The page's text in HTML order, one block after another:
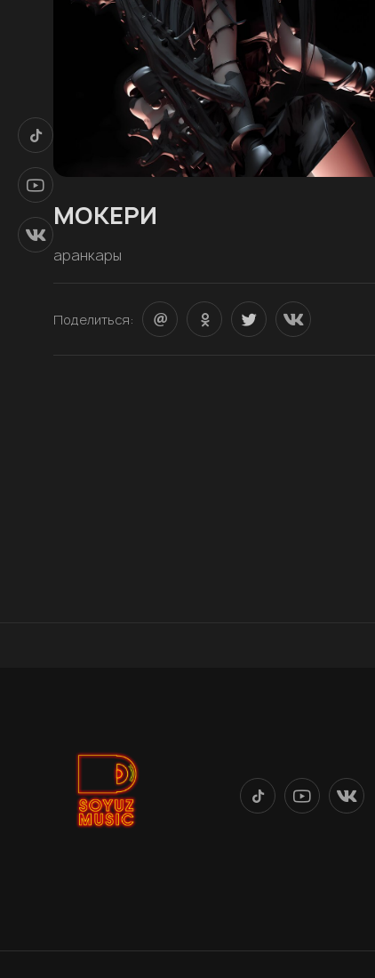
МОКЕРИ
аранкары
Поделиться: